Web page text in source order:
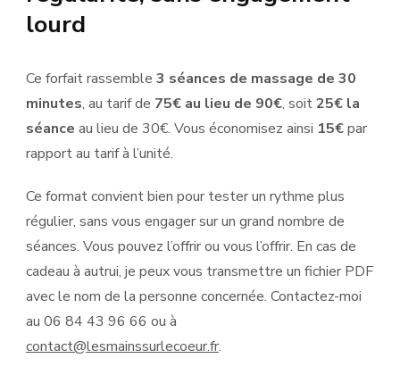
lourd
Ce forfait rassemble 3 séances de massage de 30
minutes, au tarif de 75€ au lieu de 90€, soit25€ la
séance au lieu de 30€. Vous économisez ainsi 15€par
rapport au tarif à l’unité.
Ce format convient bien pour tester un rythme plus
régulier, sans vous engager sur un grand nombre de
séances. Vous pouvez l’offrir ou vous l’offrir. En cas de
cadeau à autrui, je peux vous transmettre un fichier PDF
avec le nom de la personne concernée. Contactez-moi
au 06 84 43 96 66 ou à
contact@lesmainssurlecoeur.fr.